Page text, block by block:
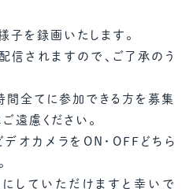
子を録画いたします。
信されますので、ご了承のう
間全てに参加できる方を募集
遠慮ください。
デオカメラをON・OFFどちら
していただけますと幸いで